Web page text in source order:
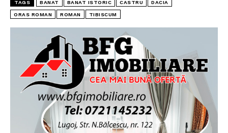
TAGS BANAT BANAT ISTORIC CASTRU DACIA
ORAS ROMAN ROMAN TIBISCUM